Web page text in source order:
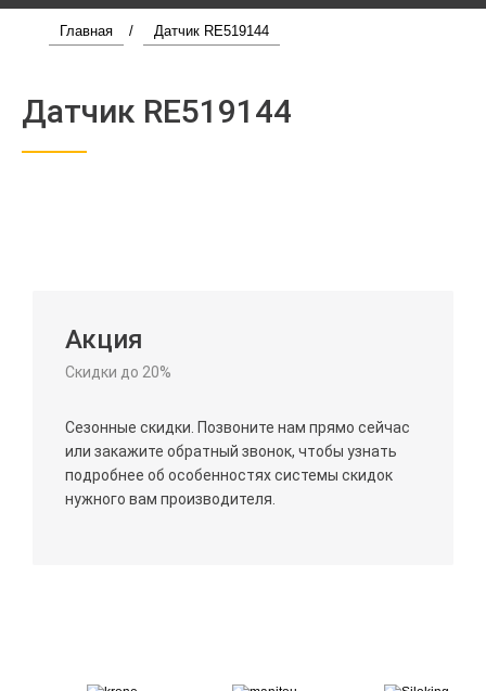
Главная / Датчик RE519144
Датчик RE519144
Акция
Скидки до 20%
Сезонные скидки. Позвоните нам прямо сейчас
или закажите обратный звонок, чтобы узнать
подробнее об особенностях системы скидок
нужного вам производителя.